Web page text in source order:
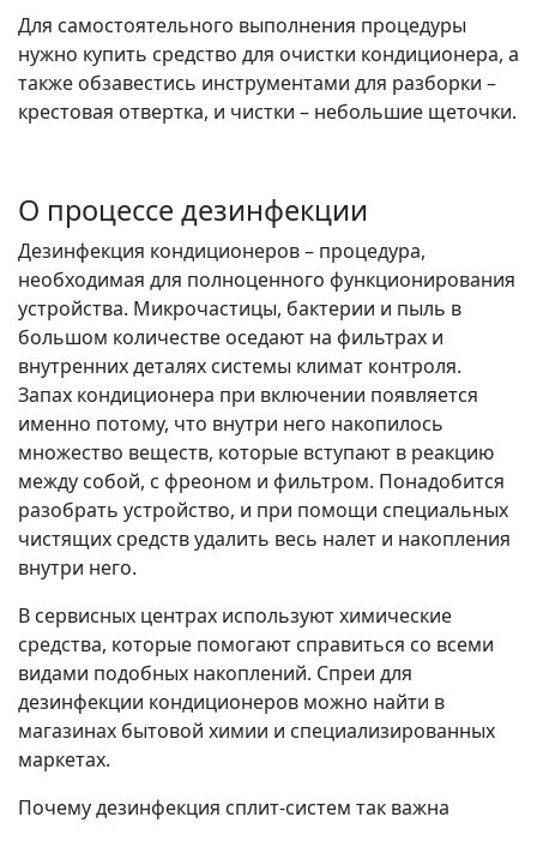
Для самостоятельного выполнения процедуры
нужно купить средство для очистки кондиционера, а
также обзавестись инструментами для разборки –
крестовая отвертка, и чистки – небольшие щеточки.
О процессе дезинфекции
Дезинфекция кондиционеров – процедура,
необходимая для полноценного функционирования
устройства. Микрочастицы, бактерии и пыль в
большом количестве оседают на фильтрах и
внутренних деталях системы климат контроля.
Запах кондиционера при включении появляется
именно потому, что внутри него накопилось
множество веществ, которые вступают в реакцию
между собой, с фреоном и фильтром. Понадобится
разобрать устройство, и при помощи специальных
чистящих средств удалить весь налет и накопления
внутри него.
В сервисных центрах используют химические
средства, которые помогают справиться со всеми
видами подобных накоплений. Спреи для
дезинфекции кондиционеров можно найти в
магазинах бытовой химии и специализированных
маркетах.
Почему дезинфекция сплит-систем так важна